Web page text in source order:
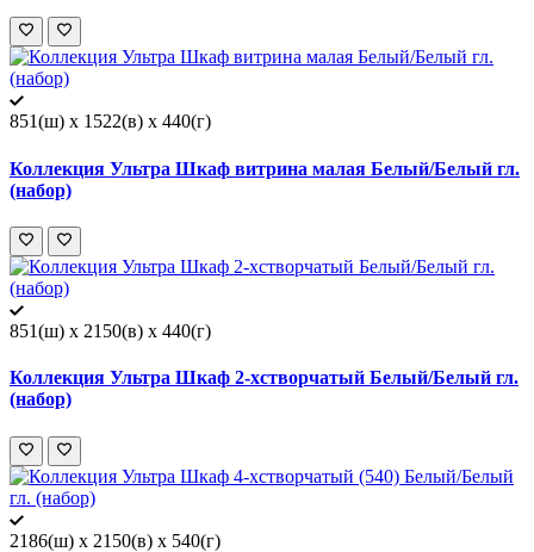
851(ш) x 1522(в) x 440(г)
Коллекция Ультра Шкаф витрина малая Белый/Белый гл.
(набор)
851(ш) x 2150(в) x 440(г)
Коллекция Ультра Шкаф 2-хстворчатый Белый/Белый гл.
(набор)
2186(ш) x 2150(в) x 540(г)